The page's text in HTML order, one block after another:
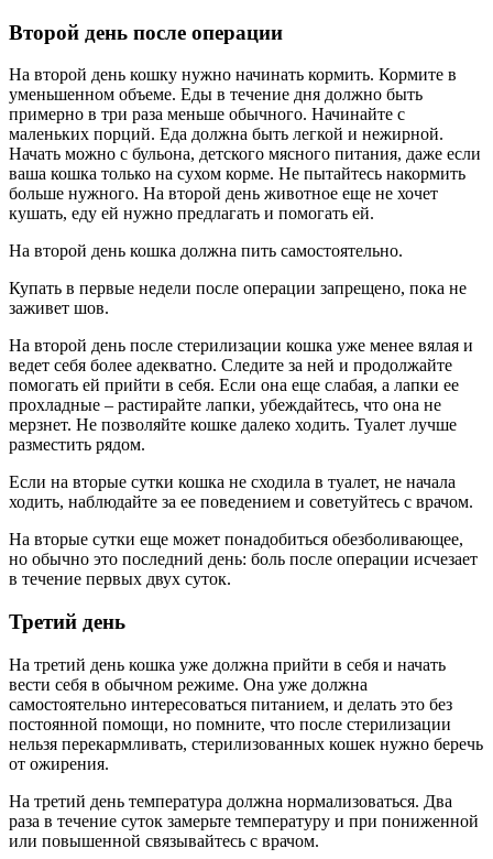
Второй день после операции
На второй день кошку нужно начинать кормить. Кормите в
уменьшенном объеме. Еды в течение дня должно быть
примерно в три раза меньше обычного. Начинайте с
маленьких порций. Еда должна быть легкой и нежирной.
Начать можно с бульона, детского мясного питания, даже если
ваша кошка только на сухом корме. Не пытайтесь накормить
больше нужного. На второй день животное еще не хочет
кушать, еду ей нужно предлагать и помогать ей.
На второй день кошка должна пить самостоятельно.
Купать в первые недели после операции запрещено, пока не
заживет шов.
На второй день после стерилизации кошка уже менее вялая и
ведет себя более адекватно. Следите за ней и продолжайте
помогать ей прийти в себя. Если она еще слабая, а лапки ее
прохладные – растирайте лапки, убеждайтесь, что она не
мерзнет. Не позволяйте кошке далеко ходить. Туалет лучше
разместить рядом.
Если на вторые сутки кошка не сходила в туалет, не начала
ходить, наблюдайте за ее поведением и советуйтесь с врачом.
На вторые сутки еще может понадобиться обезболивающее,
но обычно это последний день: боль после операции исчезает
в течение первых двух суток.
Третий день
На третий день кошка уже должна прийти в себя и начать
вести себя в обычном режиме. Она уже должна
самостоятельно интересоваться питанием, и делать это без
постоянной помощи, но помните, что после стерилизации
нельзя перекармливать, стерилизованных кошек нужно беречь
от ожирения.
На третий день температура должна нормализоваться. Два
раза в течение суток замерьте температуру и при пониженной
или повышенной связывайтесь с врачом.